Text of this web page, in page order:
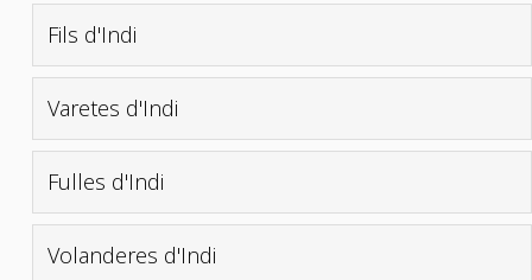
Fils d'Indi
Varetes d'Indi
Fulles d'Indi
Volanderes d'Indi